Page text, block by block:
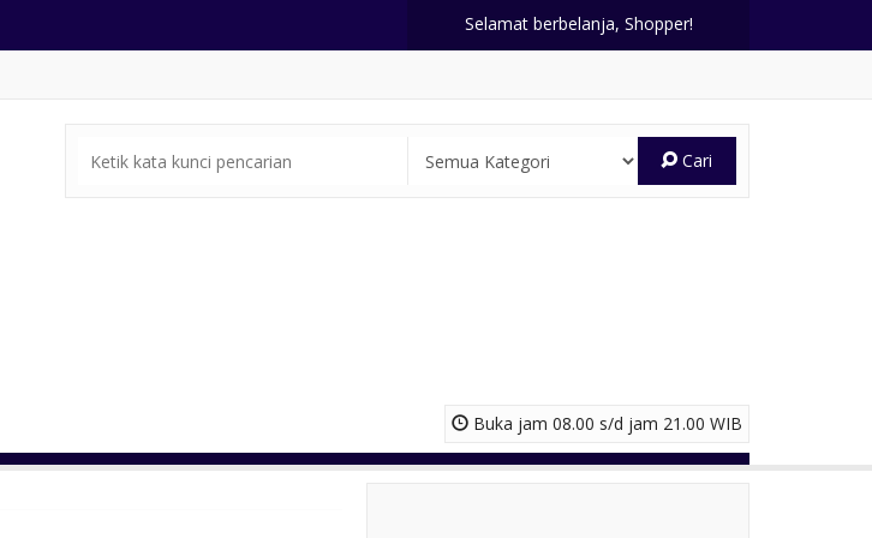
Selamat berbelanja, Shopper!
Cari
Buka jam 08.00 s/d jam 21.00 WIB